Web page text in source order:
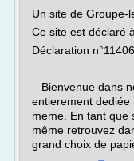
Un site de Groupe-
Ce site est déclaré
Déclaration
Bienvenue dans
entierement
meme. En tant que
même retrouvez
grand choix de